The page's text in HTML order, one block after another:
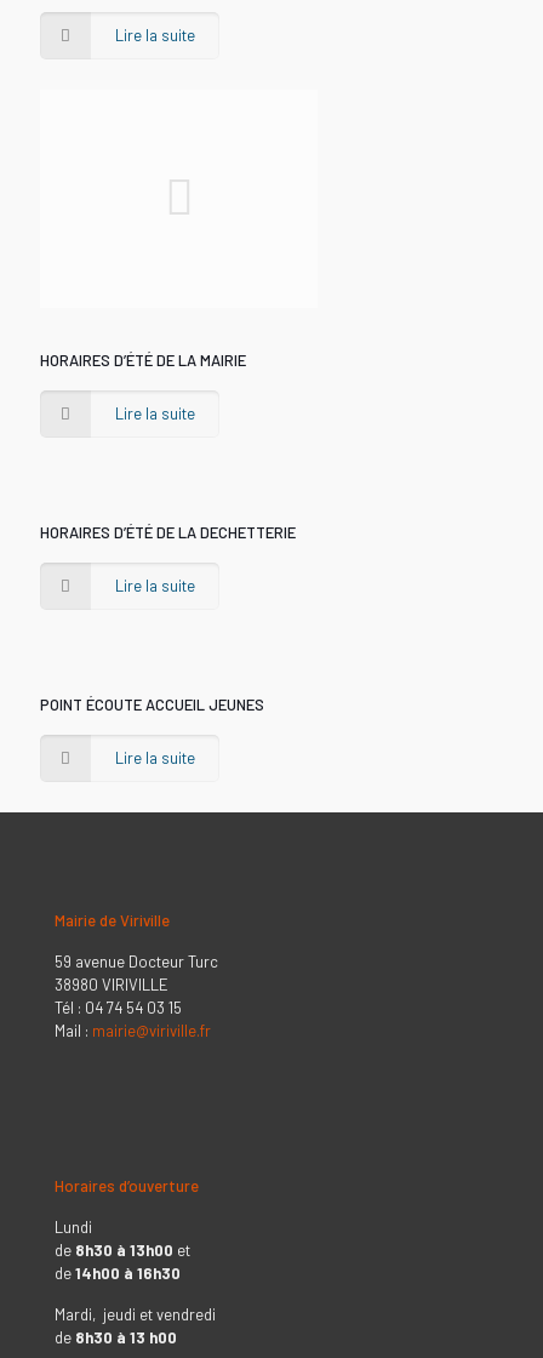
Lire la suite
HORAIRES D’ÉTÉ DE LA MAIRIE
Lire la suite
HORAIRES D’ÉTÉ DE LA DECHETTERIE
Lire la suite
POINT ÉCOUTE ACCUEIL JEUNES
Lire la suite
Mairie de Viriville
59 avenue Docteur Turc
38980 VIRIVILLE
Tél : 04 74 54 03 15
Mail : mairie@viriville.fr
Horaires d’ouverture
Lundi
de 8h30 à 13h00 et
de14h00 à 16h30
Mardi, jeudi et vendredi
de 8h30 à 13 h00